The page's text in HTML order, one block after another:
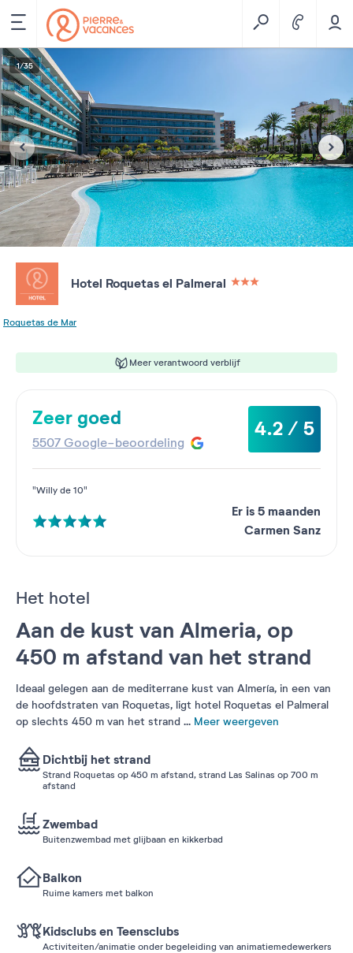
Hotel Roquetas el Palmeral
Roquetas de Mar
Meer verantwoord verblijf
1/35
Zeer goed
5507 Google-beoordeling
4.2 / 5
"Willy de 10"
Er is 5 maanden
Carmen Sanz
Het hotel
Aan de kust van Almeria, op
450 m afstand van het strand
Ideaal gelegen aan de mediterrane kust van Almería, in een van
de hoofdstraten van Roquetas, ligt hotel Roquetas el Palmeral
op slechts 450 m van het strand ... Meer weergeven
Dichtbij het strand
Strand Roquetas op 450 m afstand, strand Las Salinas op 700 m
afstand
Zwembad
Buitenzwembad met glijbaan en kikkerbad
Balkon
Ruime kamers met balkon
Kidsclubs en Teensclubs
Activiteiten/animatie onder begeleiding van animatiemedewerkers